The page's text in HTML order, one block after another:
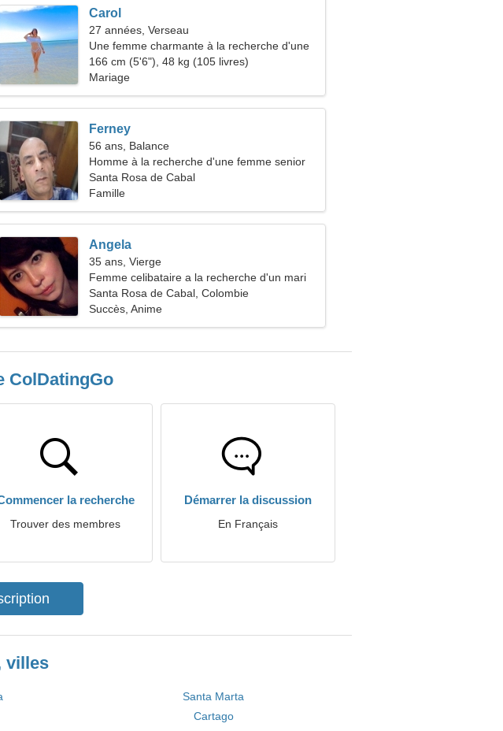
Carol
27 années, Verseau
Une femme charmante à la recherche d'une
relation
166 cm (5'6"), 48 kg (105 livres)
Mariage
Ferney
56 ans, Balance
Homme à la recherche d'une femme senior
Santa Rosa de Cabal
Famille
Angela
35 ans, Vierge
Femme celibataire a la recherche d'un mari
36-47
Santa Rosa de Cabal, Colombie
Succès, Anime
ColDatingGo
la recherche
Trouver des membres
Démarrer la discussion
En Français
villes
Santa Marta
Cartago